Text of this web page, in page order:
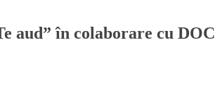
aud” în colaborare cu DOC